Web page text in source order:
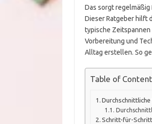
Das sorgt
Dieser Ratgeber hilft
typische
Vorbereitung und
Alltag erstellen. So
Table of
Schritt-für-